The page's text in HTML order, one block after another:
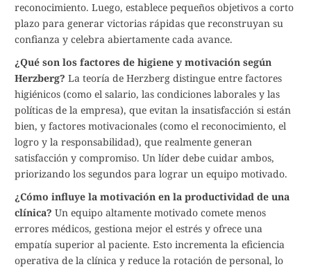
reconocimiento. Luego, establece pequeños objetivos a corto
plazo para generar victorias rápidas que reconstruyan su
confianza y celebra abiertamente cada avance.
¿Qué son los factores de higiene y motivación según
Herzberg? La teoría de Herzberg distingue entre factores
higiénicos (como el salario, las condiciones laborales y las
políticas de la empresa), que evitan la insatisfacción si están
bien, y factores motivacionales (como el reconocimiento, el
logro y la responsabilidad), que realmente generan
satisfacción y compromiso. Un líder debe cuidar ambos,
priorizando los segundos para lograr un equipo motivado.
¿Cómo influye la motivación en la productividad de una
clínica? Un equipo altamente motivado comete menos
errores médicos, gestiona mejor el estrés y ofrece una
empatía superior al paciente. Esto incrementa la eficiencia
operativa de la clínica y reduce la rotación de personal, lo